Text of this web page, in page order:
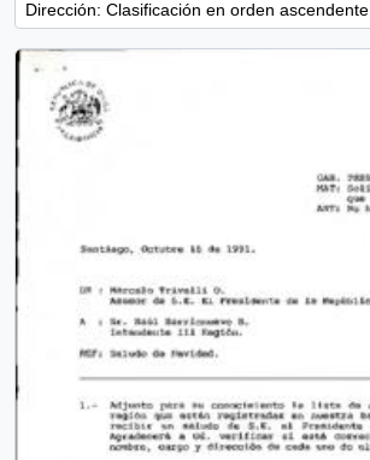
Dirección: Clasificación en orden ascendente